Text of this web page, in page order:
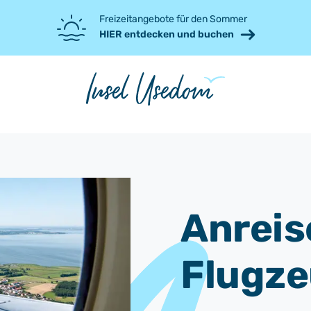
Freizeitangebote für den Sommer
HIER entdecken und buchen